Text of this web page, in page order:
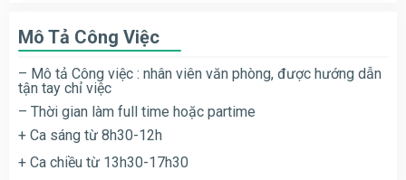
Mô Tả Công Việc
– Mô tả Công việc : nhân viên văn phòng, được hướng dẫn
tận tay chỉ việc
– Thời gian làm full time hoặc partime
+ Ca sáng từ 8h30-12h
+ Ca chiều từ 13h30-17h30